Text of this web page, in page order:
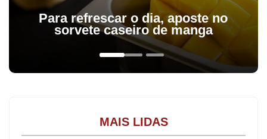
Para refrescar o dia, aposte no
sorvete caseiro de manga
MAIS LIDAS